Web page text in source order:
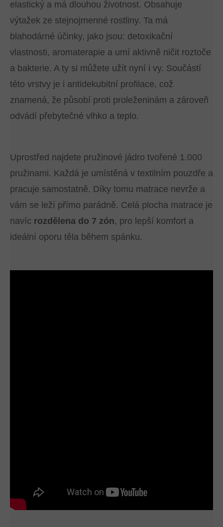
elastický a má dlouhou životnost. Obsahuje
výtažek ze stejnojmenné rostliny. Ta má
blahodárné účinky, jako jsou: detoxikační
vlastnosti, aromaterapie a umí aktivně ničit roztoče
a bakterie. A ty si můžete užít nyní i vy. Součástí
této vrstvy je i antidekubitní profilace, což
znamená, že působí proti proleženinám a zároveň
odvádí přebytečné vlhko a teplo.
Uprostřed najdete pružinové jádro tvořené 1.000
pružinami. Každá je umístěná v textilním pouzdře a
pracuje samostatně. Díky tomu matrace nevrže a
vám se leží přímo parádně. Celá plocha matrace je
navíc rozdělena do 7 zón, pro lepší komfort a
ideální oporu těla během spánku.